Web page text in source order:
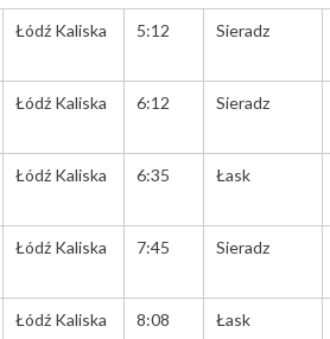
Łódź Kaliska 5:12 Sieradz
Łódź Kaliska 6:12 Sieradz
Łódź Kaliska 6:35 Łask
Łódź Kaliska 7:45 Sieradz
Łódź Kaliska 8:08 Łask